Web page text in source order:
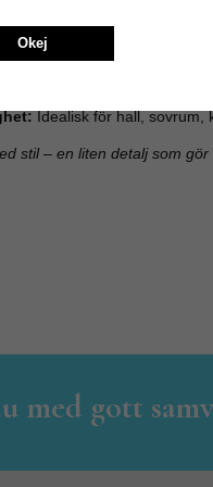
rustik textur med en
lantliga hem.
cm (höjd) x 7,00 cm
Idealisk för hall, sovrum,
stil – en liten detalj som
med gott
Okej